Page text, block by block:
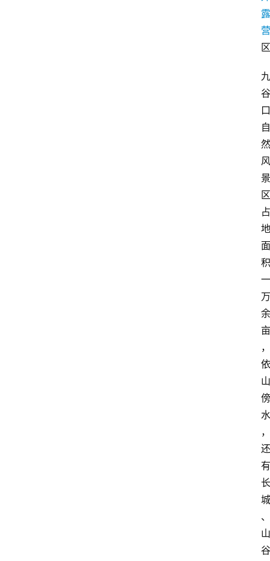
露
营
区
九
谷
口
自
然
风
景
区
占
地
面
积
一
万
余
亩
，
依
山
傍
水
，
还
有
长
城
、
山
谷